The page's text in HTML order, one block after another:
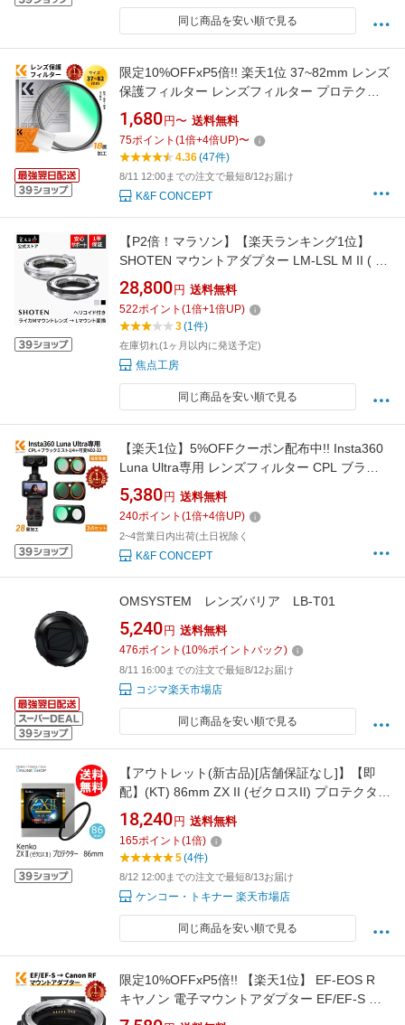
同じ商品を安い順で見る
限定10%OFFxP5倍!! 楽天1位 37~82mm レンズ
保護フィルター レンズフィルター プロテクタ
ー レンズ保護用 AGC光学ガラス 薄枠 18層コー
ティング（NANO-Kシリーズ）37mm 40.5mm
43mm 46mm 49mm 52mm 55mm 58mm
62mm 67mm 72mm 77mm 82mm
1,680 円〜 送料無料
75ポイント (1倍+4倍UP)〜
4.36(47件)
8/11 12:00までの注文で最短8/12お届け
K&F CONCEPT
【P2倍！マラソン】【楽天ランキング1位】
SHOTEN マウントアダプター LM-LSL M II ( ラ
イカMマウントレンズ → Lマウント変換) ヘリ
コイド付き ライカ sl マウントアダプター 高耐
久性 パナソニック シグマ LUMIX DC fp L Leica
対応 ブラック シルバー 焦点工房
28,800 円 送料無料
522ポイント (1倍+1倍UP)
3(1件)
在庫切れ(1ヶ月以内に発送予定)
焦点工房
同じ商品を安い順で見る
【楽天1位】5%OFFクーポン配布中!! Insta360
Luna Ultra専用 レンズフィルター CPL ブラッ
クミスト1/4 可変ND2-32 3点セット マグネット
式 超薄型 風景・夜景・Vlog・旅行撮影対応
FI061
5,380 円 送料無料
240ポイント (1倍+4倍UP)
2~4営業日内出荷(土日祝除く
K&F CONCEPT
OMSYSTEM レンズバリア LB-T01
5,240 円 送料無料
476ポイント (10%ポイントバック)
8/11 16:00までの注文で最短8/12お届け
コジマ楽天市場店
同じ商品を安い順で見る
【アウトレット(新古品)[店舗保証なし]】【即
配】(KT) 86mm ZX II (ゼクロスII) プロテクター
ケンコー KENKO 【ネコポス便送料無料】保護
フィルター プロテクトフィルター 日本製＼お
得な店内クーポン配布中／
18,240 円 送料無料
165ポイント (1倍)
5(4件)
8/12 12:00までの注文で最短8/13お届け
ケンコー・トキナー 楽天市場店
同じ商品を安い順で見る
限定10%OFFxP5倍!! 【楽天1位】 EF-EOS R
キヤノン 電子マウントアダプター EF/EF-S マ
ウントレンズ → Canon RFマウントカメラ 変